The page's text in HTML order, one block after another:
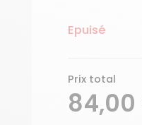
Epuisé
Prix total